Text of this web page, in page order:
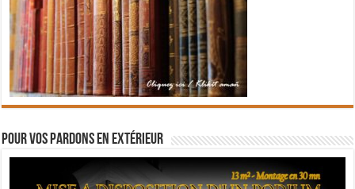
Pour vos pardons en extérieur